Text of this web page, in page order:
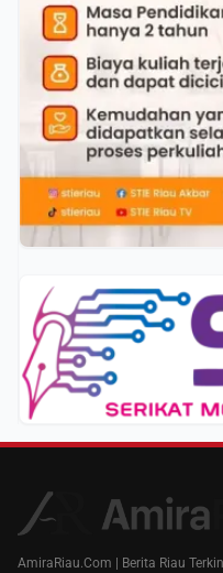
AmiraRiau.Com | Berita Riau